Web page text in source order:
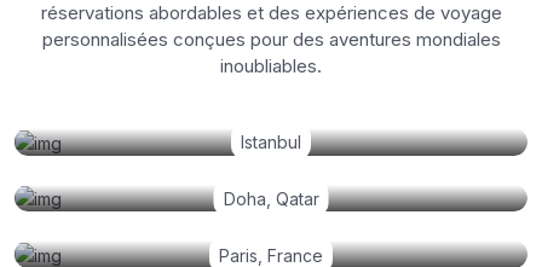
réservations abordables et des expériences de voyage
personnalisées conçues pour des aventures mondiales
inoubliables.
Istanbul
Doha, Qatar
Paris, France